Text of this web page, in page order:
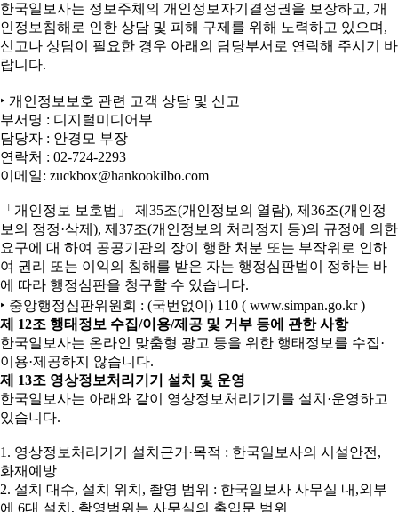
한국일보사는 정보주체의 개인정보자기결정권을 보장하고, 개
인정보침해로 인한 상담 및 피해 구제를 위해 노력하고 있으며,
신고나 상담이 필요한 경우 아래의 담당부서로 연락해 주시기 바
랍니다.
‣ 개인정보보호 관련 고객 상담 및 신고
부서명 : 디지털미디어부
담당자 : 안경모 부장
연락처 : 02-724-2293
이메일: zuckbox@hankookilbo.com
「개인정보 보호법」 제35조(개인정보의 열람), 제36조(개인정
보의 정정·삭제), 제37조(개인정보의 처리정지 등)의 규정에 의한
요구에 대 하여 공공기관의 장이 행한 처분 또는 부작위로 인하
여 권리 또는 이익의 침해를 받은 자는 행정심판법이 정하는 바
에 따라 행정심판을 청구할 수 있습니다.
‣ 중앙행정심판위원회 : (국번없이) 110 ( www.simpan.go.kr )
제 12조 행태정보 수집/이용/제공 및 거부 등에 관한 사항
한국일보사는 온라인 맞춤형 광고 등을 위한 행태정보를 수집·
이용·제공하지 않습니다.
제 13조 영상정보처리기기 설치 및 운영
한국일보사는 아래와 같이 영상정보처리기기를 설치·운영하고
있습니다.
1. 영상정보처리기기 설치근거·목적 : 한국일보사의 시설안전,
화재예방
2. 설치 대수, 설치 위치, 촬영 범위 : 한국일보사 사무실 내,외부
에 6대 설치, 촬영범위는 사무실의 출입문 범위